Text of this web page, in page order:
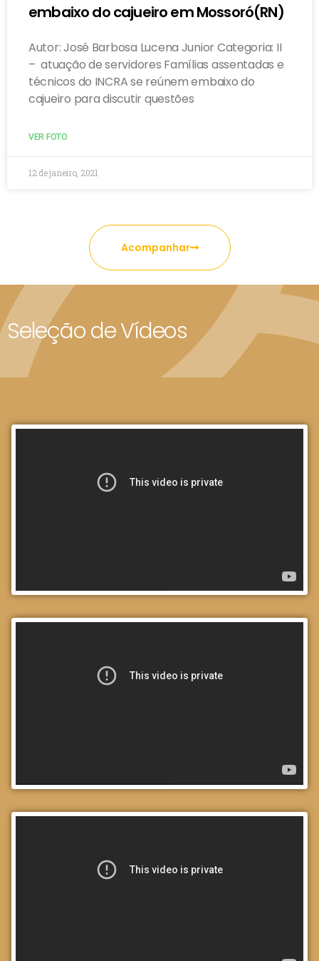
embaixo do cajueiro em Mossoró(RN)
Autor: José Barbosa Lucena Junior Categoria: II
– atuação de servidores Famílias assentadas e
técnicos do INCRA se reúnem embaixo do
cajueiro para discutir questões
VER FOTO
12 de janeiro, 2021
Acompanhar
Seleção de Vídeos